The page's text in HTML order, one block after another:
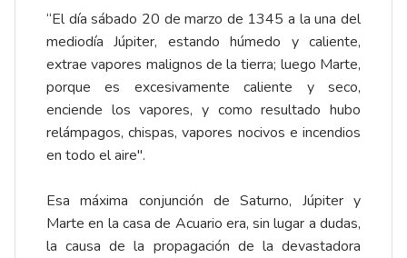
“El día sábado 20 de marzo de 1345 a la una del
mediodía Júpiter, estando húmedo y caliente,
extrae vapores malignos de la tierra; luego Marte,
porque es excesivamente caliente y seco,
enciende los vapores, y como resultado hubo
relámpagos, chispas, vapores nocivos e incendios
en todo el aire".
Esa máxima conjunción de Saturno, Júpiter y
Marte en la casa de Acuario era, sin lugar a dudas,
la causa de la propagación de la devastadora